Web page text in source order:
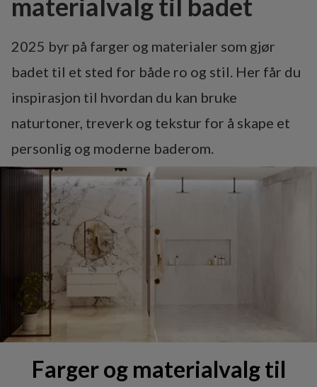
materialvalg til badet
2025 byr på farger og materialer som gjør
badet til et sted for både ro og stil. Her får du
inspirasjon til hvordan du kan bruke
naturtoner, treverk og tekstur for å skape et
personlig og moderne baderom.
Farger og materialvalg til